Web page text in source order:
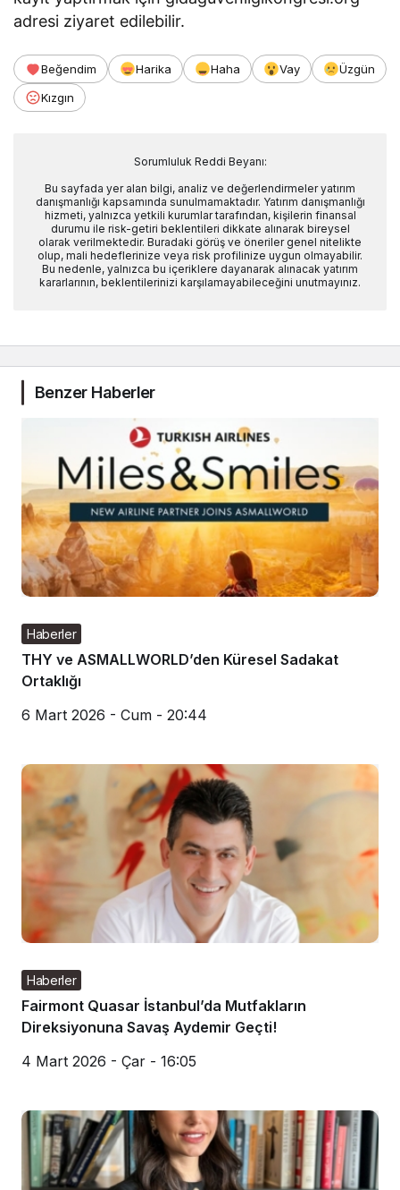
adresi ziyaret edilebilir.
Beğendim Harika Haha Vay
Üzgün
Kızgın
Sorumluluk Reddi Beyanı:
Bu sayfada yer alan bilgi, analiz ve değerlendirmeler yatırım
danışmanlığı kapsamında sunulmamaktadır. Yatırım danışmanlığı
hizmeti, yalnızca yetkili kurumlar tarafından, kişilerin finansal
durumu ile risk-getiri beklentileri dikkate alınarak bireysel
olarak verilmektedir. Buradaki görüş ve öneriler genel nitelikte
olup, mali hedeflerinize veya risk profilinize uygun olmayabilir.
Bu nedenle, yalnızca bu içeriklere dayanarak alınacak yatırım
kararlarının, beklentilerinizi karşılamayabileceğini unutmayınız.
Benzer Haberler
Haberler
THY ve ASMALLWORLD’den Küresel Sadakat
Ortaklığı
6 Mart 2026 - Cum - 20:44
Haberler
Fairmont Quasar İstanbul’da Mutfakların
Direksiyonuna Savaş Aydemir Geçti!
4 Mart 2026 - Çar - 16:05